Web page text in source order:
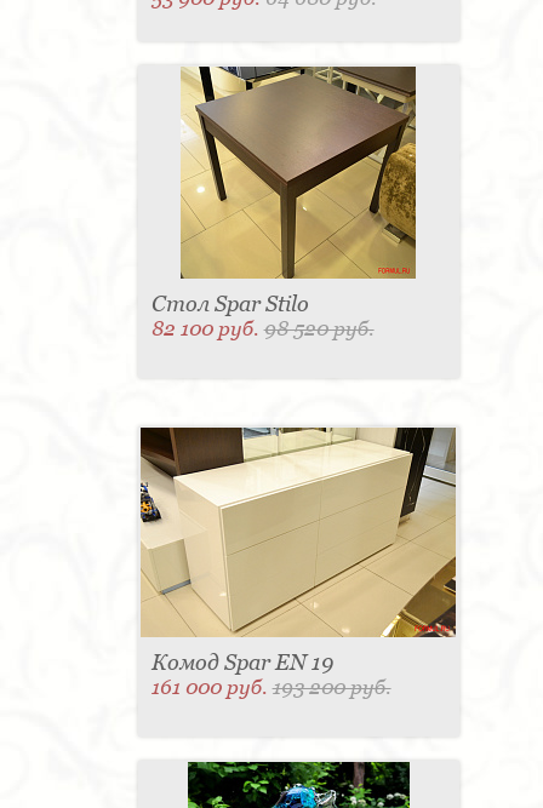
Стол Spar Stilo
82 100 руб.98 520 руб.
Комод Spar EN 19
161 000 руб.193 200 руб.